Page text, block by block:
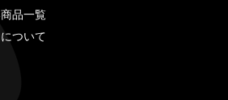
品一覧
ついて